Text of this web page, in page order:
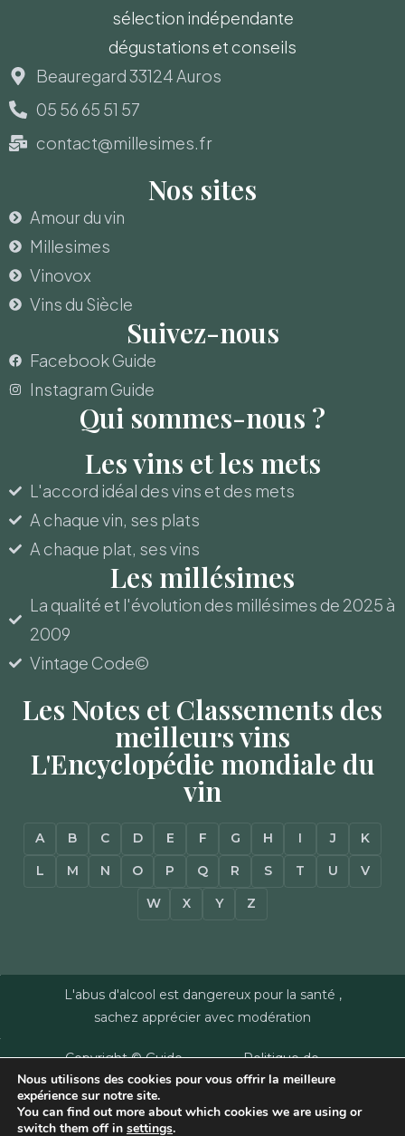
sélection indépendante
dégustations et conseils
Beauregard 33124 Auros
05 56 65 51 57
contact@millesimes.fr
Nos sites
Amour du vin
Millesimes
Vinovox
Vins du Siècle
Suivez-nous
Facebook Guide
Instagram Guide
Qui sommes-nous ?
Les vins et les mets
L'accord idéal des vins et des mets
A chaque vin, ses plats
A chaque plat, ses vins
Les millésimes
La qualité et l'évolution des millésimes de 2025 à
2009
Vintage Code©
Les Notes et Classements des
meilleurs vins
L'Encyclopédie mondiale du
vin
A B C D E F G H I J
K
L
M N O P Q R S T U
V
W
X Y Z
L'abus d'alcool est dangereux pour la santé ,
sachez apprécier avec modération
Copyright © Guide
des Vins - Sas
Millésimes et
Dussert-Gerber -
Politique de
confidentialité–
Nous utilisons des cookies pour vous offrir la meilleure
expérience sur notre site.
You can find out more about which cookies we are using or
switch them off in settings.